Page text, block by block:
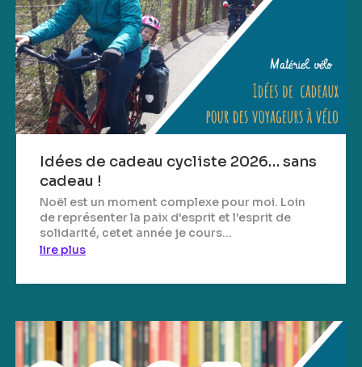
Idées de cadeau cycliste 2026… sans
cadeau !
Noël est un moment complexe pour moi. Loin
de représenter la paix d'esprit et l'esprit de
solidarité, cetet année je cours...
lire plus